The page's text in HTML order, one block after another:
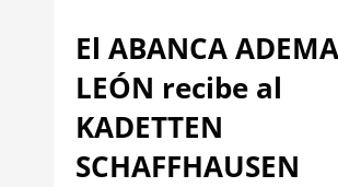
El ABANCA
LEÓN recibe al
KADETTEN
SCHAFFHAUSEN